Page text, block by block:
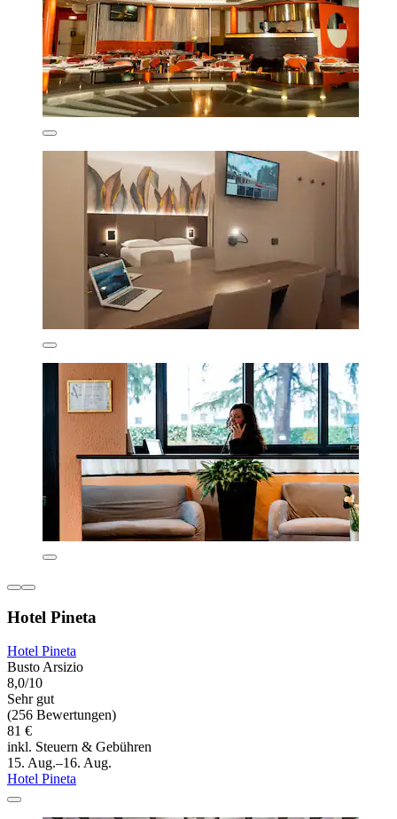
Hotel Pineta
Hotel Pineta
Busto Arsizio
8,0/10
Sehr gut
(256 Bewertungen)
81 €
inkl. Steuern & Gebühren
15. Aug.–16. Aug.
Hotel Pineta